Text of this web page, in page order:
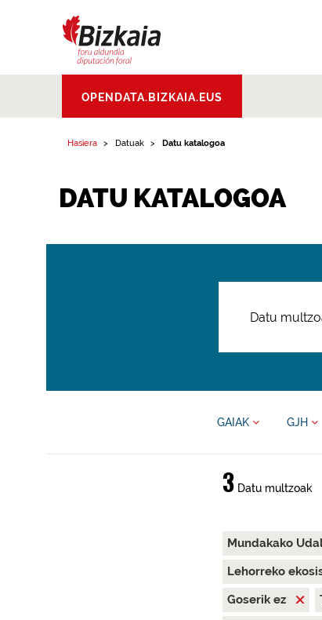
Aldundia.Diputacion
Foral de Bizkaia
OPENDATA.BIZKAIA.EUS
Hasiera Datuak Datu katalogoa
DATU KATALOGOA
GAIAK GJH
3Datu multzoak
Mundakako
Lehorreko
Goserik ez